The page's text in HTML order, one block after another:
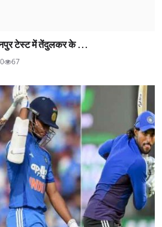
टेस्ट में तेंदुलकर के ...
0 67